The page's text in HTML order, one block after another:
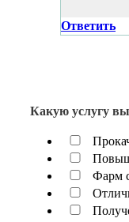
Ответить
Какую услугу вы
Фарм